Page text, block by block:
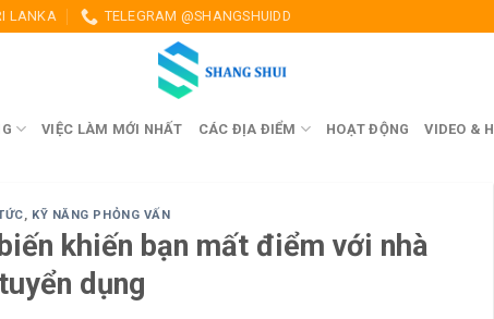
LANKA TELEGRAM @SHANGSHUIDD
VIỆC LÀM MỚI NHẤT CÁC ĐỊA ĐIỂM HOẠT ĐỘNG VIDEO &
, KỸ NĂNG PHỎNG VẤN
khiến bạn mất điểm với nhà
tuyển dụng